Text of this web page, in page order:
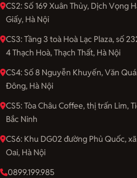
CS2: Số 169 Xuân Thủy, Dịch Vọng
Giấy, Hà Nội
CS3: Tầng 3 toà Hoà Lạc Plaza, số
4 Thạch Hoà, Thạch Thất, Hà Nội
CS4: Số 8 Nguyễn Khuyến, Văn
Đông, Hà Nội
CS5: Tòa Châu Coffee, thị trấn Lim,
Bắc Ninh
CS6: Khu DG02 đường Phủ Quốc,
Oai, Hà Nội
0899.199.985